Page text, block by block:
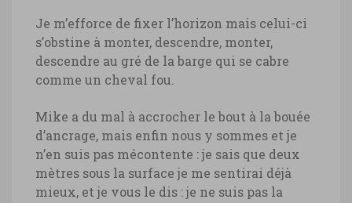
Je m’efforce de fixer l’horizon mais celui-ci
s’obstine à monter, descendre, monter,
descendre au gré de la barge qui se cabre
comme un cheval fou.
Mike a du mal à accrocher le bout à la bouée
d’ancrage, mais enfin nous y sommes et je
n’en suis pas mécontente : je sais que deux
mètres sous la surface je me sentirai déjà
mieux, et je vous le dis : je ne suis pas la